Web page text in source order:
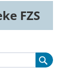
FZS